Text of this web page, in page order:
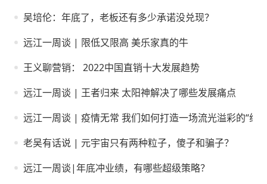
吴培伦：年底了，老板还有多少承诺没兑现？
远江一周谈 | 限低又限高 美乐家真的牛
王义聊营销： 2022中国直销十大发展趋势
远江一周谈 | 王者归来 太阳神解决了哪些发展痛点
远江一周谈 | 疫情无常 我们如何打造一场流光溢彩的“线
老吴有话说 | 元宇宙只有两种粒子，傻子和骗子？
远江一周谈|年底冲业绩，有哪些超级策略？